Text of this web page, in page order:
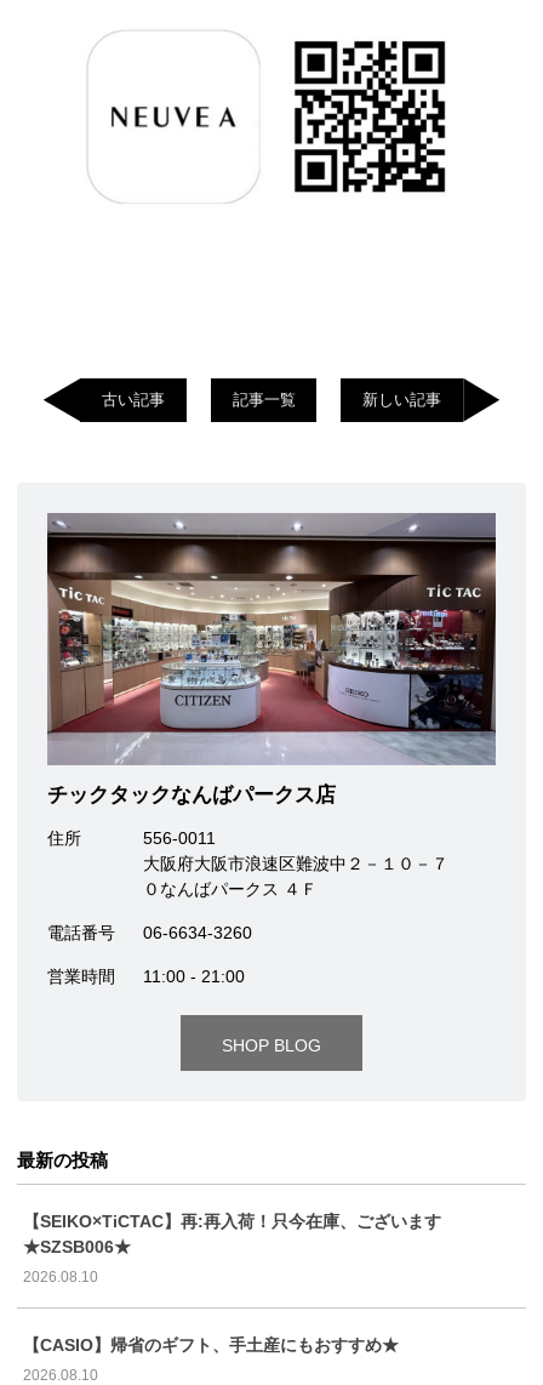
古い記事 記事一覧 新しい記事
チックタックなんばパークス店
住所
556-0011
大阪府大阪市浪速区難波中２－１０－７
０なんばパークス ４Ｆ
電話番号 06-6634-3260
営業時間 11:00 - 21:00
SHOP BLOG
最新の投稿
【SEIKO×TiCTAC】再:再入荷！只今在庫、ございます
★SZSB006★
2026.08.10
【CASIO】帰省のギフト、手土産にもおすすめ★
2026.08.10